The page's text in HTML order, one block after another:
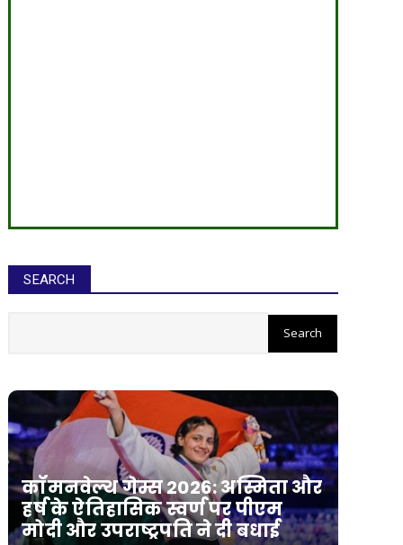
SEARCH
कॉमनवेल्थ गेम्स 2026: अस्मिता और
हर्ष के ऐतिहासिक स्वर्ण पर पीएम
मोदी और उपराष्ट्रपति ने दी बधाई